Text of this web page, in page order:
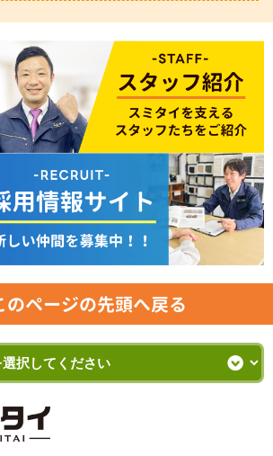
のページの先頭へ戻る